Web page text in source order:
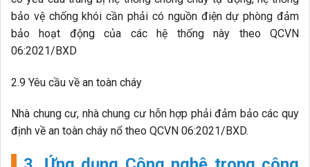
3.Ứng dụng Công nghệ trong công
tác phòng cháy chữa cháy tòa nhà
của tòa nhà chung cưkhông chỉ giúp nâng cao hiệu quả mà
Một trong những lợi ích chính là khả năng giám sát liên tục
24/24. Sư tích hợp nền tảng công nghệ trong việc theo dõi,
hỗ trợ nhiều tòa nhà chung cư được nhận biết, phát hiện và